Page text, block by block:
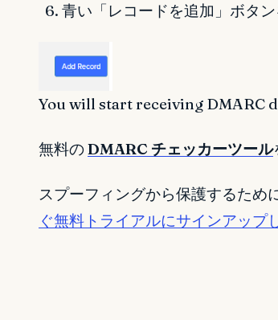
青い「レコードを追加」ボタン
You will start receiving DMARC
無料のDMARC チェッカーツール
スプーフィングから保護するため
ぐ無料トライアルにサインアップ